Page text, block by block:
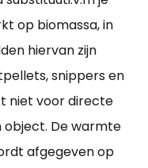
op biomassa, in
hiervan zijn
snippers en
niet voor directe
object. De warmte
afgegeven op